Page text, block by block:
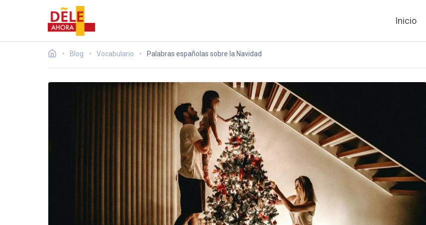
Inicio
Blog Vocabulario Palabras españolas sobre la Navidad